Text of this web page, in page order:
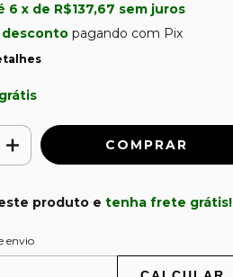
6 x de R$137,67 sem juros
descontopagando com Pix
produto e tenha frete grátis!
o CEP:
envio